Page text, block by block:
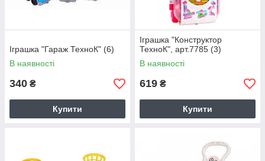
Іграшка "Гараж ТехноК" (6)
В наявності
340 ₴
Купити
Іграшка "Конструктор
ТехноК", арт.7785 (3)
В наявності
619 ₴
Купити